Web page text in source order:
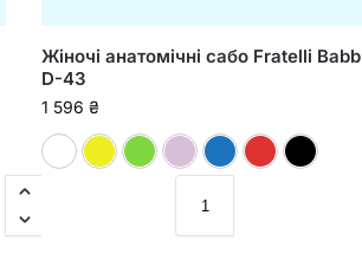
Жіночі анатомічні сабо Fratelli Babb
D-43
1 596 ₴
БілийЖовтийЗеленийПудровий